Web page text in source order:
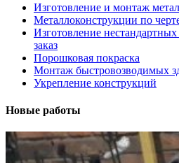
Изготовление и монтаж
Металлоконструкции по
Изготовление
заказ
Порошковая покраска
Монтаж быстровозводимых
Укрепление конструкций
Новые работы